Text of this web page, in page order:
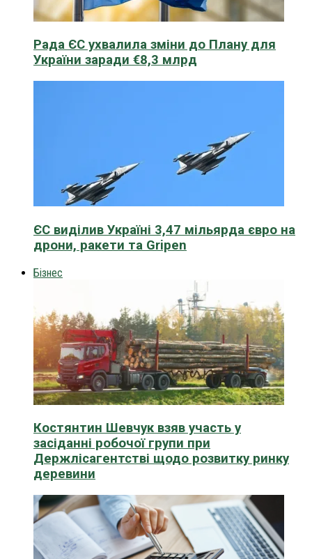
Рада ЄС ухвалила зміни до Плану для
України заради €8,3 млрд
ЄС виділив Україні 3,47 мільярда євро на
дрони, ракети та Gripen
Бізнес
Костянтин Шевчук взяв участь у
засіданні робочої групи при
Держлісагентстві щодо розвитку ринку
деревини